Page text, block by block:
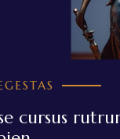
cursus